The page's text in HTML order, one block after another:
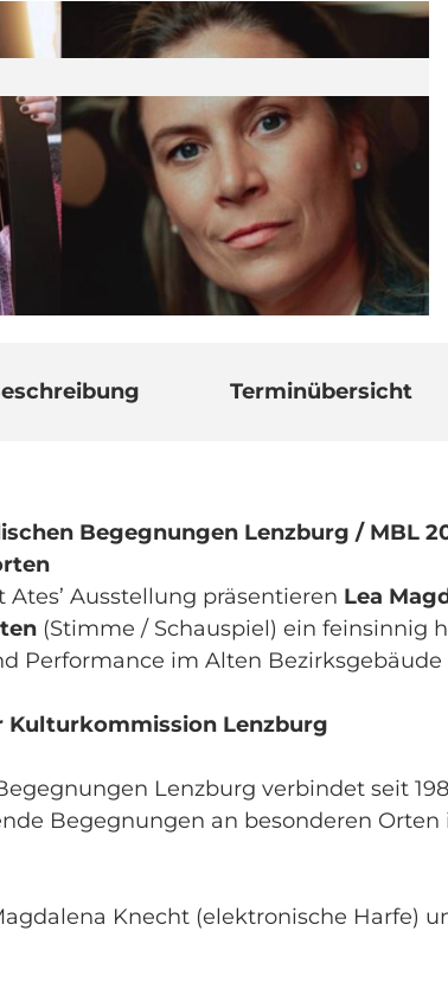
Terminübersicht
Begegnungen Lenzburg / MBL
Ausstellung präsentieren Lea
(Stimme / Schauspiel) ein feinsinnig
Performance im Alten Bezirksgebäude
Kulturkommission Lenzburg
Lenzburg verbindet seit
Begegnungen an besonderen Orten
Knecht (elektronische Harfe)